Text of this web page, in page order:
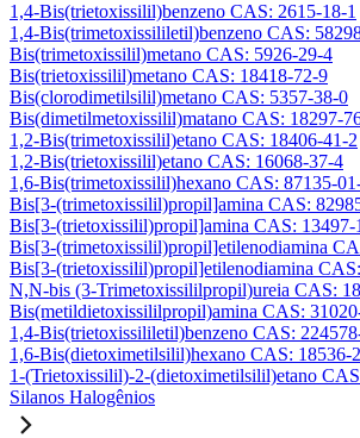
1,4-Bis(trietoxissilil)benzeno CAS: 2615-18-1
1,4-Bis(trimetoxissililetil)benzeno CAS:
Bis(trimetoxissilil)metano CAS: 5926-29-4
Bis(trietoxissilil)metano CAS: 18418-72-9
Bis(clorodimetilsilil)metano CAS: 5357-38-0
Bis(dimetilmetoxissilil)matano CAS: 18297-
1,2-Bis(trimetoxissilil)etano CAS: 18406-41-2
1,2-Bis(trietoxissilil)etano CAS: 16068-37-4
1,6-Bis(trimetoxissilil)hexano CAS: 87135-
Bis[3-(trimetoxissilil)propil]amina CAS:
Bis[3-(trietoxissilil)propil]amina CAS: 13497-
Bis[3-(trimetoxissilil)propil]etilenodiamina
Bis[3-(trietoxissilil)propil]etilenodiamina
N,N-bis (3-Trimetoxissililpropil)ureia CAS:
Bis(metildietoxissililpropil)amina CAS:
1,4-Bis(trietoxissililetil)benzeno CAS:
1,6-Bis(dietoximetilsilil)hexano CAS: 18536-
1-(Trietoxissilil)-2-(dietoximetilsilil)etano
Silanos Halogênios